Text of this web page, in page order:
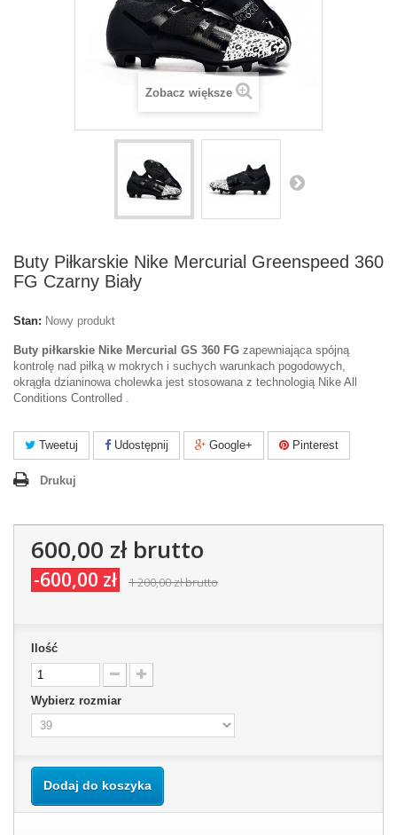
Zobacz większe
Buty Piłkarskie Nike Mercurial Greenspeed 360
FG Czarny Biały
Stan: Nowy produkt
Buty piłkarskie Nike Mercurial GS 360 FG zapewniająca spójną
kontrolę nad piłką w mokrych i suchych warunkach pogodowych,
okrągła dzianinowa cholewka jest stosowana z technologią Nike All
Conditions Controlled .
Tweetuj Udostępnij Google+ Pinterest
Drukuj
600,00 złbrutto
-600,00 zł 1 200,00 złbrutto
Ilość
Wybierz rozmiar
Dodaj do koszyka